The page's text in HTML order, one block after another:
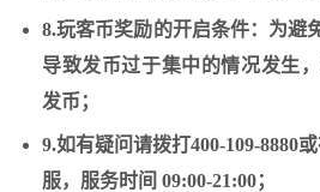
8.玩客币奖励的开启条件：为避
导致发币过于集中的情况发生
发币；
9.如有疑问请拨打400-109-8880
服，服务时间 09:00-21:00；